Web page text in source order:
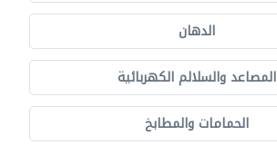
الدهان
المصاعد والسلالم الكهربائية
الحمامات والمطابخ